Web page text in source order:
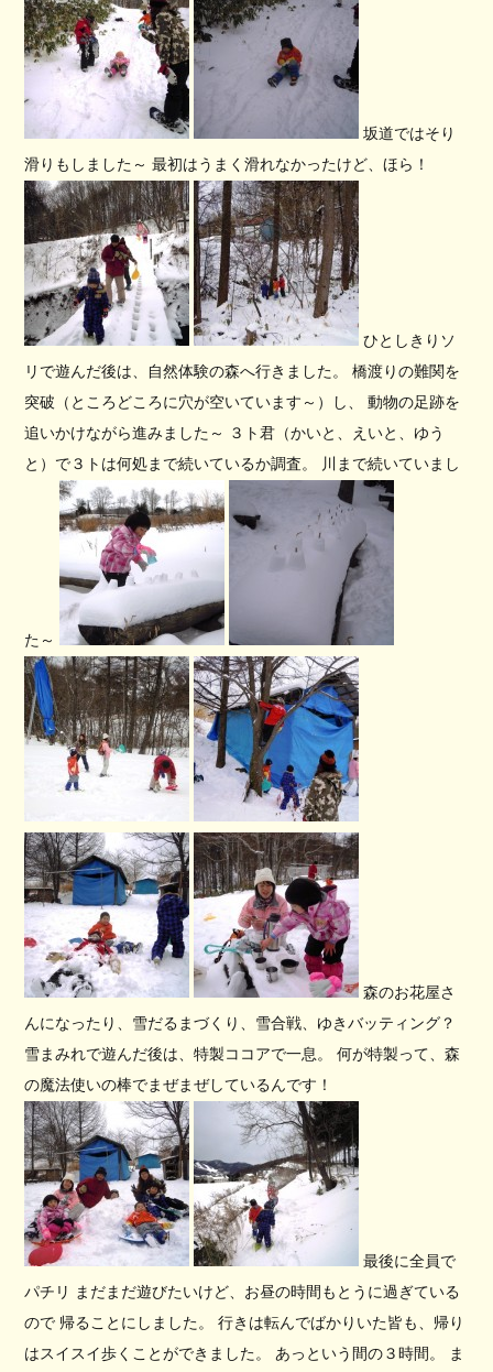
坂道ではそり
滑りもしました～ 最初はうまく滑れなかったけど、ほら！
ひとしきりソ
リで遊んだ後は、自然体験の森へ行きました。 橋渡りの難関を
突破（ところどころに穴が空いています～）し、 動物の足跡を
追いかけながら進みました～ ３ト君（かいと、えいと、ゆう
と）で３トは何処まで続いているか調査。 川まで続いていまし
た～
森のお花屋さ
んになったり、雪だるまづくり、雪合戦、ゆきバッティング？
雪まみれで遊んだ後は、特製ココアで一息。 何が特製って、森
の魔法使いの棒でまぜまぜしているんです！
最後に全員で
パチリ まだまだ遊びたいけど、お昼の時間もとうに過ぎている
ので 帰ることにしました。 行きは転んでばかりいた皆も、帰り
はスイスイ歩くことができました。 あっという間の３時間。 ま